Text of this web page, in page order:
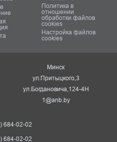
Политика в
отношении
обработки файлов
cookies
Настройка файлов
cookies
Минск
ул.Притыцкого,3
ул.Богдановича,124-4Н
1@anb.by
684-02-02
684-02-02